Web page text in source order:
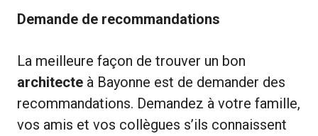
Demande de recommandations
La meilleure façon de trouver un bon
architecte à Bayonne est de demander des
recommandations. Demandez à votre famille,
vos amis et vos collègues s’ils connaissent